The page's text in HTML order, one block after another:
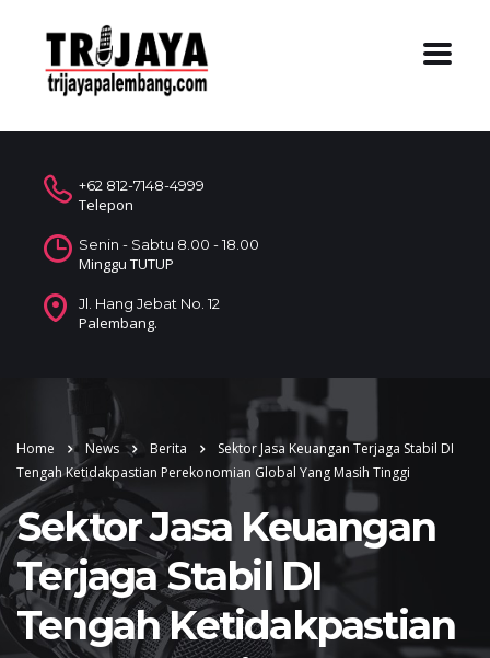
+62 812-7148-4999
Telepon
Senin - Sabtu 8.00 - 18.00
Minggu TUTUP
Jl. Hang Jebat No. 12
Palembang.
Home News Berita
Sektor Jasa Keuangan Terjaga Stabil DI
Tengah Ketidakpastian Perekonomian Global Yang Masih Tinggi
Sektor Jasa Keuangan
Terjaga Stabil DI
Tengah Ketidakpastian